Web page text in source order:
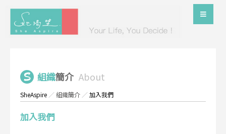
組織簡介 About
SheAspire ／組織簡介 ／加入我們
加入我們